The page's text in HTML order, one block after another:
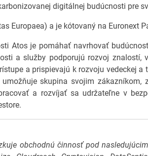
digitálnej budúcnosti pre
Europaea) a je kótovaný na Euronext
Atos je pomáhať navrhovať
a služby podporujú rozvoj znalostí,
a prispievajú k rozvoju vedeckej a
skupina svojim zákazníkom,
a rozvíjať sa udržateľne v
obchodnú činnosť pod